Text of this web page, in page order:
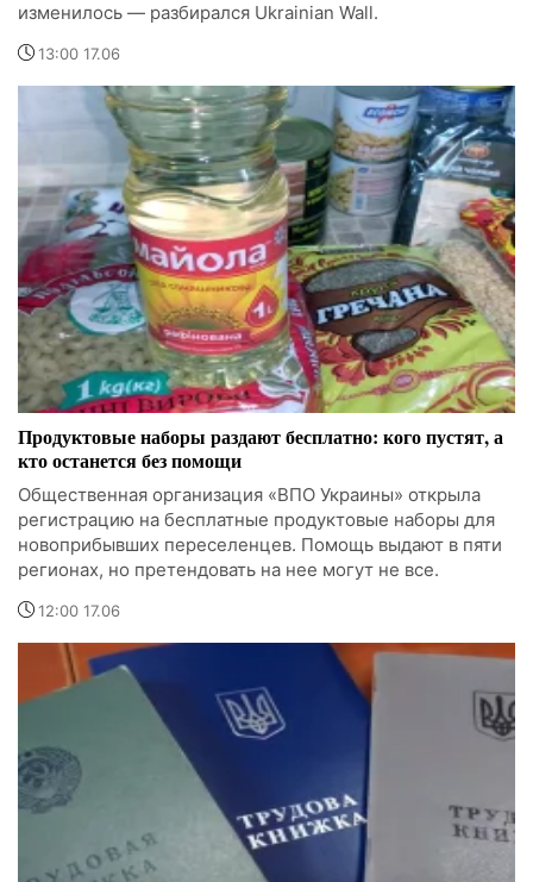
изменилось — разбирался Ukrainian Wall.
13:00 17.06
Продуктовые наборы раздают бесплатно: кого пустят, а
кто останется без помощи
Общественная организация «ВПО Украины» открыла
регистрацию на бесплатные продуктовые наборы для
новоприбывших переселенцев. Помощь выдают в пяти
регионах, но претендовать на нее могут не все.
12:00 17.06